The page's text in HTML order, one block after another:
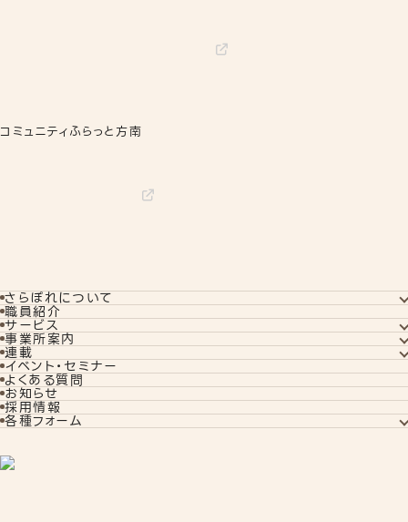
コミュニティふらっと方南
さらぽれについて
さらぽれについてTOP
就労実績
代表者あいさつ
さらぽれの歴史
職員紹介
サービス
サービスTOP
就労移行支援
就労定着支援
若年者就労支援
企業向けサービス
リワークプログラム
相談支援
事業所案内
事業所案内TOP
下北沢事業所
秋葉原事業所
連載
コラム
訓練生ブログ
さらぽれcafe
教えて！對馬さん
旧ブログ
旧コラム
イベント・セミナー
よくある質問
お知らせ
採用情報
各種フォーム
オンライン無料相談